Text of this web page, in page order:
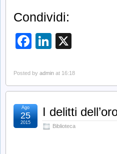
Condividi:
Facebook
LinkedIn
Posted by admin at 16:18
I delitti
Biblioteca
Ago
25
2015